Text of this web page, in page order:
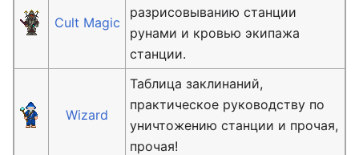
Cult Magic
разрисовыванию станции
рунами и кровью экипажа
станции.
Wizard
Таблица заклинаний,
практическое руководству по
уничтожению станции и прочая,
прочая!